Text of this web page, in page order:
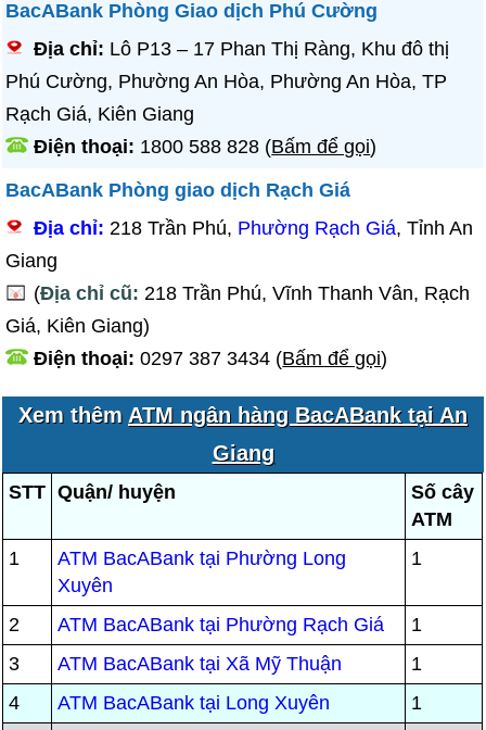
BacABank Phòng Giao dịch Phú Cường
Địa chỉ: Lô P13 – 17 Phan Thị Ràng, Khu đô thị
Phú Cường, Phường An Hòa, Phường An Hòa, TP
Rạch Giá, Kiên Giang
Điện thoại: 1800 588 828 (Bấm để gọi)
BacABank Phòng giao dịch Rạch Giá
Địa chỉ:218 Trần Phú, Phường Rạch Giá, Tỉnh An
Giang
(Địa chỉ cũ:218 Trần Phú, Vĩnh Thanh Vân, Rạch
Giá, Kiên Giang)
Điện thoại:0297 387 3434 (Bấm để gọi)
Xem thêm ATM ngân hàng BacABank tại An
Giang
STT Quận/ huyện
Số cây
ATM
1
ATM BacABank tại Phường Long
Xuyên
1
2 ATM BacABank tại Phường Rạch Giá
1
3
ATM BacABank tại Xã Mỹ Thuận
1
4
ATM BacABank tại Long Xuyên
1